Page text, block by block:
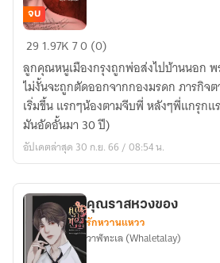
เส้น
จับ
พยัคฆา
-
นิยาย
ของ
คน
เส้น
จบ
29 1.97K70 (0)
ลูกคุณหนูเมืองกรุงถูกพ่อส่งไปบ้านนอก
ไม่งั้นจะถูกตัดออกจากกองมรดก ภารกิจต
เริ่มขึ้น แรกๆน้องตามจีบพี่ หลังๆพี่แกรุก
มันอัดอั้นมา 30 ปี)
อัปเดตล่าสุด 30 ก.ย. 66 / 08:54 น.
คุณราสหวงของ
รักหวานแหวว
วาฬทะเล (Whaletalay)